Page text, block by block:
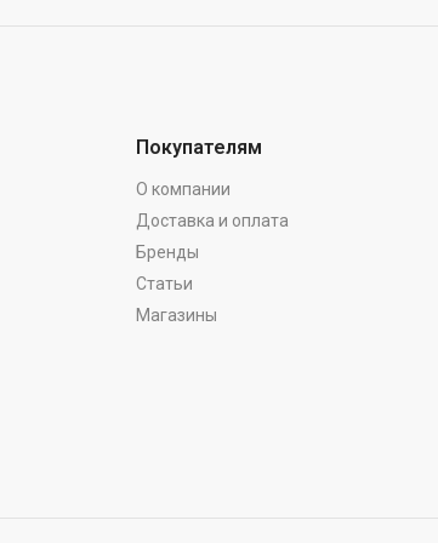
Покупателям
О компании
Доставка и оплата
Бренды
Статьи
Магазины